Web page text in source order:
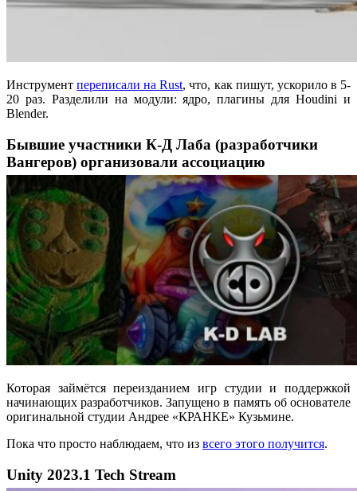
Инструментпереписали на Rust, что, как пишут, ускорило в 5-
20 раз. Разделили на модули: ядро, плагины для Houdini и
Blender.
Бывшие участники К-Д Лаба (разработчики
Вангеров) организовали ассоциацию
Которая займётся переизданием игр студии и поддержкой
начинающих разработчиков. Запущено в память об основателе
оригинальной студии Андрее «КРАНКЕ» Кузьмине.
Пока что просто наблюдаем, что из всего этого получится.
Unity 2023.1 Tech Stream